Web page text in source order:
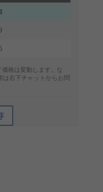
格は変動します。な
は右下チャットからお問